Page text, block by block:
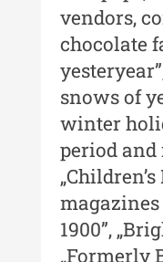
Acta
Acta
Acta
Acta
Indexul
Alte
autor
vendors,
chocolate
snows of
winter
period and
1900”,
„Formerly